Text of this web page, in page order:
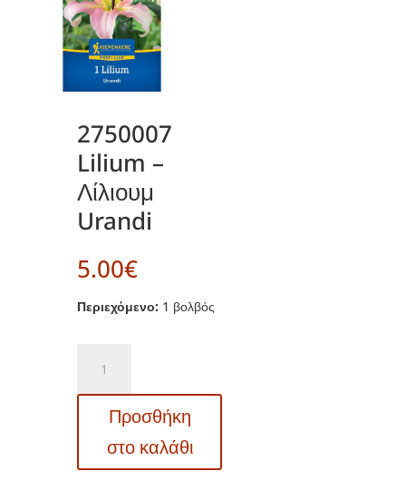
2750007
Lilium –
Λίλιουμ
Urandi
5.00€
Περιεχόμενο: 1 βολβός
Lilium
–
Λίλιουμ
ποσότητα
Προσθήκη
στο καλάθι